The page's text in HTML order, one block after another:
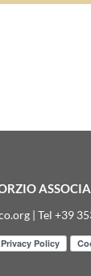
| Tel +39